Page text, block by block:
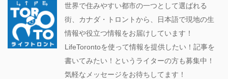
世界で住みやすい都市の一つとして選ばれる
街、カナダ・トロントから、日本語で現地の生
情報や役立つ情報をお届けしています！
LifeTorontoを使って情報を提供したい！記事を
書いてみたい！というライターの方も募集中！
気軽なメッセージをお待ちしてます！